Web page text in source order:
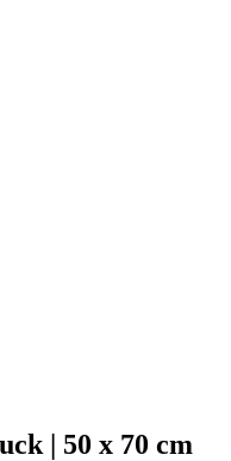
| 50 x 70 cm